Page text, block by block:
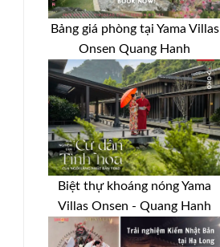
Bảng giá phòng tại Yama Villas
Onsen Quang Hanh
Biệt thự khoáng nóng Yama
Villas Onsen - Quang Hanh